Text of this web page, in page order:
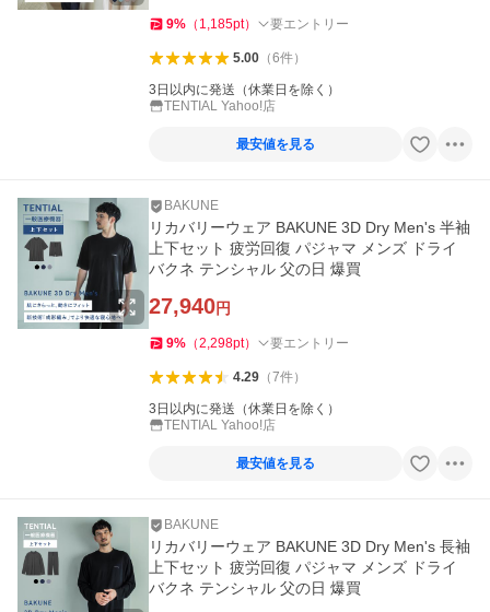
9% （ 1,185pt） 要エントリー
5.00（6件）
3日以内に発送（休業日を除く）
TENTIAL Yahoo!店
最安値を見る
BAKUNE
リカバリーウェア BAKUNE 3D Dry Men's 半袖
上下セット 疲労回復 パジャマ メンズ ドライ
バクネ テンシャル 父の日 爆買
27,940円
9% （2,298pt） 要エントリー
4.29（7件）
3日以内に発送（休業日を除く）
TENTIAL Yahoo!店
最安値を見る
BAKUNE
リカバリーウェア BAKUNE 3D Dry Men's 長袖
上下セット 疲労回復 パジャマ メンズ ドライ
バクネ テンシャル 父の日 爆買